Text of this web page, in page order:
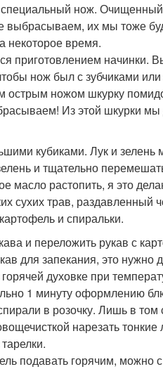
нож. Очищенный
их мы тоже
некоторое время.
приготовлением начинки.
нож был с зубчиками
острым ножом шкурку
Из этой шкурки
кубиками. Лук и зелень
и тщательно
растопить, я это
сухих трав, раздавленный
и спиральки.
и переложить рукав с
для запекания, это нужно
духовке при
1 минуту оформлению
в розочку. Лишь в том
нарезать
подавать горячим, можно